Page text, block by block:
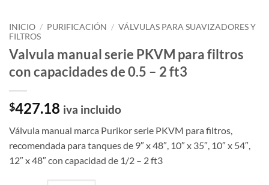
INICIO / PURIFICACIÓN / VÁLVULAS PARA SUAVIZADORES Y
FILTROS
Valvula manual serie PKVM para filtros
con capacidades de 0.5 – 2 ft3
$427.18 iva incluido
Válvula manual marca Purikor serie PKVM para filtros,
recomendada para tanques de 9″ x 48″, 10″ x 35″, 10″ x 54″,
12″ x 48″ con capacidad de 1/2 – 2 ft3